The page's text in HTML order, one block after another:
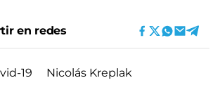
en redes
19 Nicolás Kreplak